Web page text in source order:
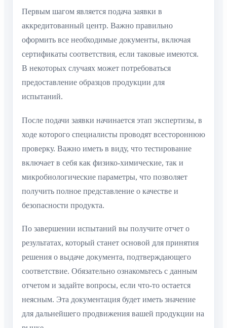
Первым шагом является подача заявки в
аккредитованный центр. Важно правильно
оформить все необходимые документы, включая
сертификаты соответствия, если таковые имеются.
В некоторых случаях может потребоваться
предоставление образцов продукции для
испытаний.
После подачи заявки начинается этап экспертизы, в
ходе которого специалисты проводят всестороннюю
проверку. Важно иметь в виду, что тестирование
включает в себя как физико-химические, так и
микробиологические параметры, что позволяет
получить полное представление о качестве и
безопасности продукта.
По завершении испытаний вы получите отчет о
результатах, который станет основой для принятия
решения о выдаче документа, подтверждающего
соответствие. Обязательно ознакомьтесь с данным
отчетом и задайте вопросы, если что-то остается
неясным. Эта документация будет иметь значение
для дальнейшего продвижения вашей продукции на